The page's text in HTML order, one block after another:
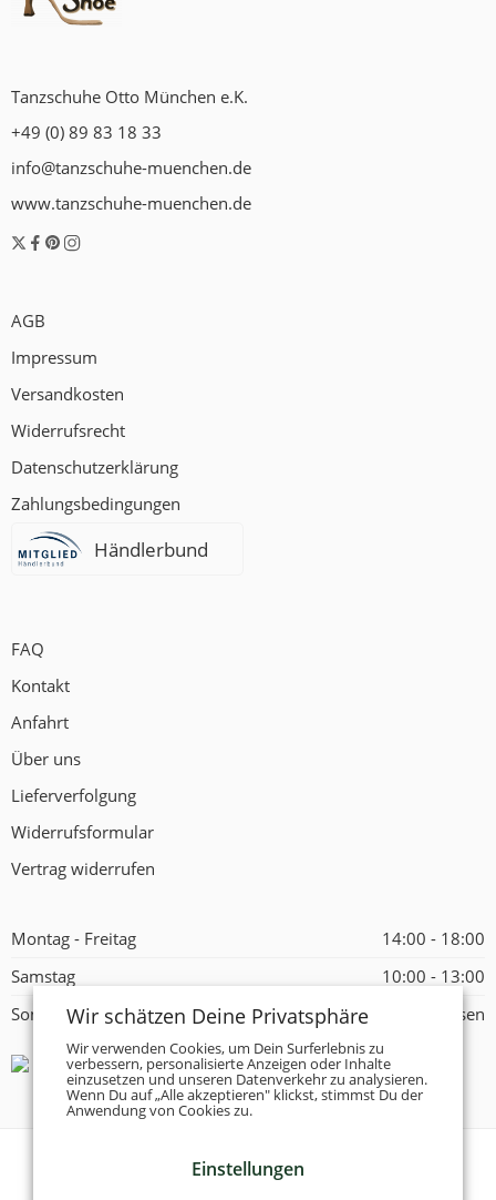
Tanzschuhe Otto München e.K.
+49 (0) 89 83 18 33
info@tanzschuhe-muenchen.de
www.tanzschuhe-muenchen.de
AGB
Impressum
Versandkosten
Widerrufsrecht
Datenschutzerklärung
Zahlungsbedingungen
Händlerbund
FAQ
Kontakt
Anfahrt
Über uns
Lieferverfolgung
Widerrufsformular
Vertrag widerrufen
Montag - Freitag
14:00 - 18:00
Samstag
10:00 - 13:00
Sonntag
Geschlossen
Tanzschuhe Otto München e.K.
Wir schätzen Deine Privatsphäre
Wir verwenden Cookies, um Dein Surferlebnis zu
verbessern, personalisierte Anzeigen oder Inhalte
einzusetzen und unseren Datenverkehr zu analysieren.
Wenn Du auf „Alle akzeptieren" klickst, stimmst Du der
Anwendung von Cookies zu.
Einstellungen